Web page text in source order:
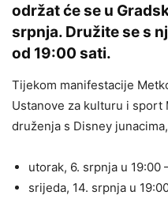
održat će se u
srpnja. Družite se s
od 19:00 sati.
Tijekom manifestacije
Ustanove za kulturu i
druženja s Disney
utorak, 6. srpnja u 19:00
srijeda, 14. srpnja u